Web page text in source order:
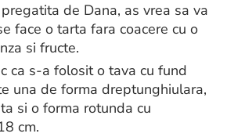
de Dana, as vrea sa va
face o tarta fara coacere cu o
si fructe.
ca s-a folosit o tava cu fund
una de forma dreptunghiulara,
si o forma rotunda cu
cm.